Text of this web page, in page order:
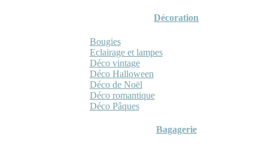
Décoration
Bougies
Eclairage et lampes
Déco vintage
Déco Halloween
Déco de Noël
Déco romantique
Déco Pâques
Bagagerie